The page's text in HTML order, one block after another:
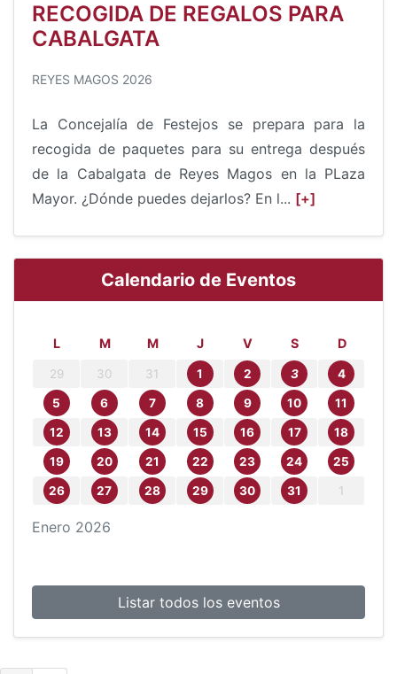
RECOGIDA DE REGALOS PARA
CABALGATA
REYES MAGOS 2026
La Concejalía de Festejos se prepara para la
recogida de paquetes para su entrega después
de la Cabalgata de Reyes Magos en la PLaza
Mayor. ¿Dónde puedes dejarlos? En l... [+]
Calendario de Eventos
Enero 2026
L M M J V S D
29 30 31 1 2 3 4
5 6 7 8 9 10 11
12 13 14 15 16 17 18
19 20 21 22 23 24 25
26 27 28 29 30 31 1
Listar todos los eventos